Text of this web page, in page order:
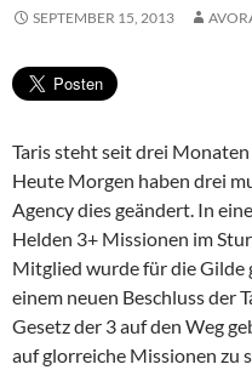
SEPTEMBER 15, 2013
Taris steht seit drei
Heute Morgen haben drei
Agency dies geändert. In
Helden 3+ Missionen im
Mitglied wurde für die Gilde
einem neuen Beschluss der
Gesetz der 3 auf den Weg
auf glorreiche Missionen zu